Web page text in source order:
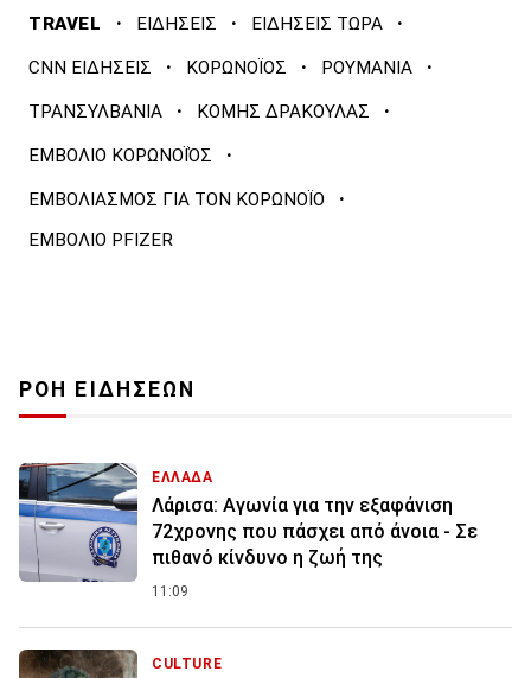
TRAVEL · ΕΙΔΗΣΕΙΣ · ΕΙΔΗΣΕΙΣ ΤΩΡΑ ·
CNN ΕΙΔΗΣΕΙΣ · ΚΟΡΩΝΟΪΟΣ · ΡΟΥΜΑΝΙΑ ·
ΤΡΑΝΣΥΛΒΑΝΙΑ · ΚΟΜΗΣ ΔΡΑΚΟΥΛΑΣ ·
ΕΜΒΟΛΙΟ ΚΟΡΩΝΟΪΌΣ ·
ΕΜΒΟΛΙΑΣΜΟΣ ΓΙΑ ΤΟΝ ΚΟΡΩΝΟΪΟ ·
ΕΜΒΟΛΙΟ PFIZER
ΡΟΗ ΕΙΔΗΣΕΩΝ
ΕΛΛΑΔΑ
Λάρισα: Αγωνία για την εξαφάνιση
72χρονης που πάσχει από άνοια - Σε
πιθανό κίνδυνο η ζωή της
11:09
CULTURE